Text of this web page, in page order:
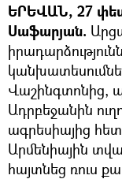
ԵՐԵՎԱՆ, 27
Սաֆարյան.
Վաշինգտոնից,
Ադրբեջանին
ագրեսիայից
Արմենիային
հայտնեց ռուս